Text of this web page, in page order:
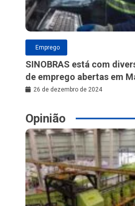
Emprego
SINOBRAS está com
de emprego abertas em
26 de dezembro de 2024
Opinião